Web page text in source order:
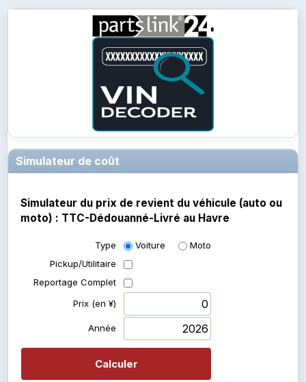
Simulateur de coût
Simulateur du prix de revient du véhicule (auto ou
moto) : TTC-Dédouanné-Livré au Havre
Type Voiture
Moto
Pickup/Utilitaire
Reportage Complet
Prix (en ¥)
Année